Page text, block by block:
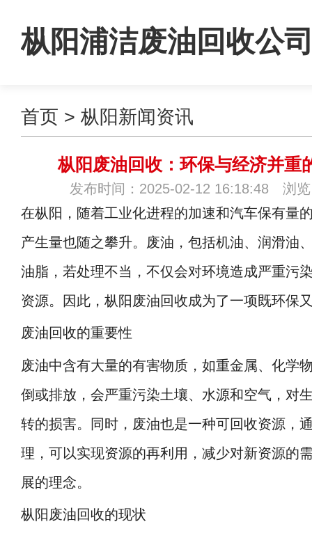
枞阳浦洁废油回收公
首页 > 枞阳新闻资讯
枞阳废油回收：环保与经济并重
发布时间：2025-02-12 16:18:48 浏览
在枞阳，随着工业化进程的加速和汽车保有量
产生量也随之攀升。废油，包括机油、润滑油
油脂，若处理不当，不仅会对环境造成严重污
资源。因此，枞阳废油回收成为了一项既环保
废油回收的重要性
废油中含有大量的有害物质，如重金属、化学
倒或排放，会严重污染土壤、水源和空气，对
转的损害。同时，废油也是一种可回收资源，
理，可以实现资源的再利用，减少对新资源的
展的理念。
枞阳废油回收的现状